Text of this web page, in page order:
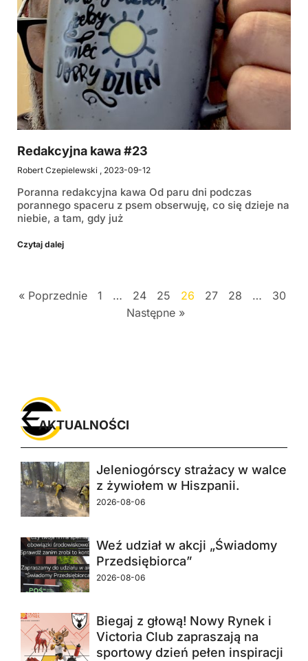
Redakcyjna kawa #23
Robert Czepielewski 2023-09-12
Poranna redakcyjna kawa Od paru dni podczas
porannego spaceru z psem obserwuję, co się dzieje na
niebie, a tam, gdy już
Czytaj dalej
« Poprzednie 1 … 24 25 26 27 28 …
30
Następne »
Jeleniogórscy strażacy w walce
z żywiołem w Hiszpanii.
2026-08-06
Weź udział w akcji „Świadomy
Przedsiębiorca”
2026-08-06
Biegaj z głową! Nowy Rynek i
Victoria Club zapraszają na
sportowy dzień pełen inspiracji
AKTUALNOŚCI